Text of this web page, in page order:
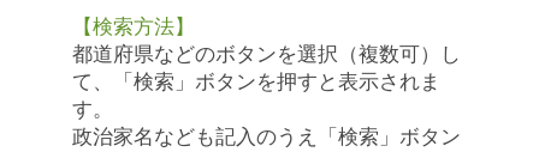
【検索方法】
都道府県などのボタンを選択（複数可）し
て、「検索」ボタンを押すと表示されま
す。
政治家名なども記入のうえ「検索」ボタン